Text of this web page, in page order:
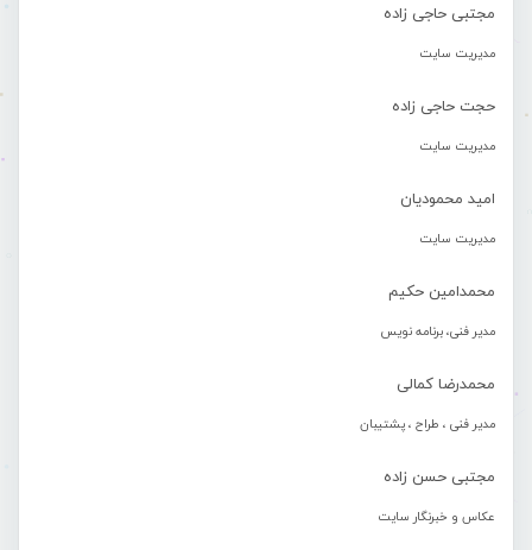
مجتبی حاجی زاده
مدیریت سایت
حجت حاجی زاده
مدیریت سایت
امید محمودیان
مدیریت سایت
محمدامین حکیم
مدیر فنی، برنامه نویس
محمدرضا کمالی
مدیر فنی ، طراح ، پشتیبان
مجتبی حسن زاده
عکاس و خبرنگار سایت